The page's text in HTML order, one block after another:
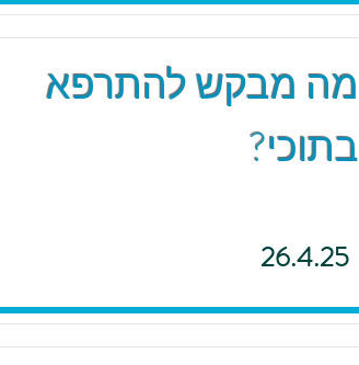
מה מבקש להתרפא
בתוכי?
26.4.25